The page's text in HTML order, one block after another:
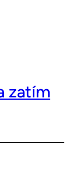
zatím